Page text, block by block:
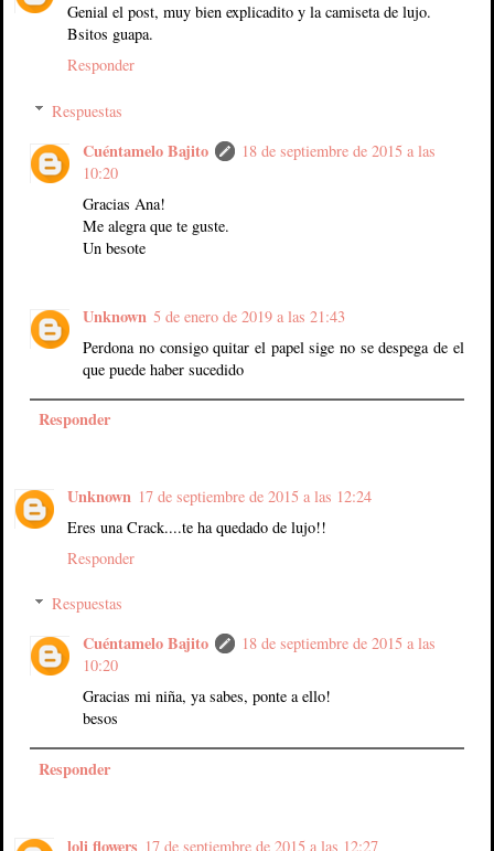
Genial el post, muy bien explicadito y la camiseta de lujo.
Bsitos guapa.
Responder
Respuestas
Cuéntamelo Bajito
18 de septiembre de 2015 a las
10:20
Gracias Ana!
Me alegra que te guste.
Un besote
Unknown 5 de enero de 2019 a las 21:43
Perdona no consigo quitar el papel sige no se despega de el
que puede haber sucedido
Responder
Unknown 17 de septiembre de 2015 a las 12:24
Eres una Crack....te ha quedado de lujo!!
Responder
Respuestas
Cuéntamelo Bajito
18 de septiembre de 2015 a las
10:20
Gracias mi niña, ya sabes, ponte a ello!
besos
Responder
loli flowers 17 de septiembre de 2015 a las 12:27